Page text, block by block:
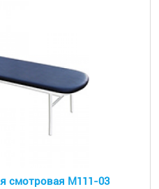
смотровая М111-03